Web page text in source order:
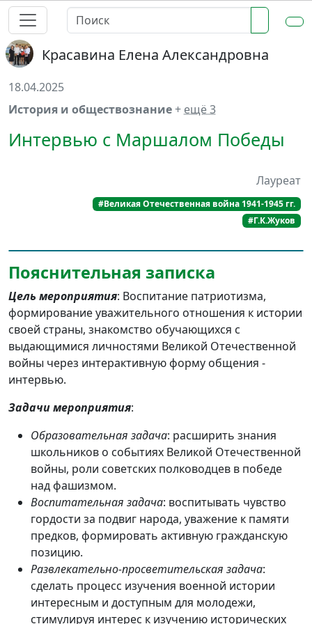
Красавина Елена Александровна
18.04.2025
История и обществознание+ ещё 3
Интервью с Маршалом Победы
Лауреат
#Великая Отечественная война 1941-1945 гг.
#Г.К.Жуков
Пояснительная записка
Цель мероприятия: Воспитание патриотизма,
формирование уважительного отношения к истории
своей страны, знакомство обучающихся с
выдающимися личностями Великой Отечественной
войны через интерактивную форму общения -
интервью.
Задачи мероприятия:
Образовательная задача: расширить знания
школьников о событиях Великой Отечественной
войны, роли советских полководцев в победе
над фашизмом.
Воспитательная задача: воспитывать чувство
гордости за подвиг народа, уважение к памяти
предков, формировать активную гражданскую
позицию.
Развлекательно-просветительская задача:
сделать процесс изучения военной истории
интересным и доступным для молодежи,
стимулируя интерес к изучению исторических